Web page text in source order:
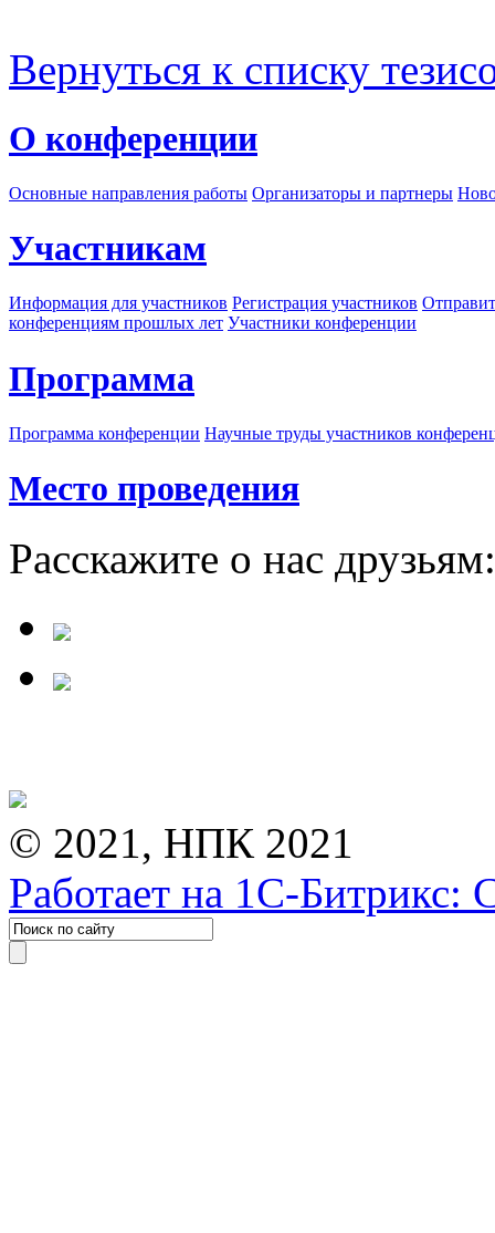
Вернуться к списку
О конференции
Основные направления работы Организаторы и партнеры
Участникам
Информация для участников Регистрация участников
конференциям прошлых лет Участники конференции
Программа
Программа конференции Научные труды участников
Место проведения
Расскажите о нас друзьям:
© 2021, НПК 2021
Работает на 1С-Битрикс: